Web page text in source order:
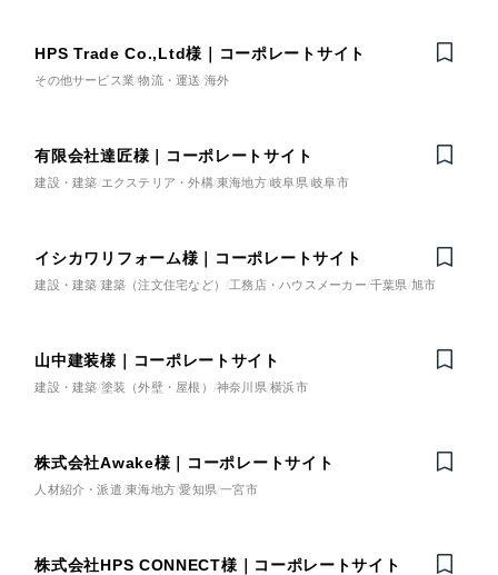
Nominee
HPS Trade Co.,Ltd様｜コーポレートサイト
その他サービス業 物流・運送 海外
有限会社達匠様｜コーポレートサイト
建設・建築 エクステリア・外構 東海地方 岐阜県 岐阜市
イシカワリフォーム様｜コーポレートサイト
建設・建築 建築（注文住宅など） 工務店・ハウスメーカー 千葉県 旭市
山中建装様｜コーポレートサイト
建設・建築 塗装（外壁・屋根） 神奈川県 横浜市
株式会社Awake様｜コーポレートサイト
人材紹介・派遣 東海地方 愛知県 一宮市
株式会社HPS CONNECT様｜コーポレートサイト